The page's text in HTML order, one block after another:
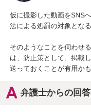
仮に撮影した動画をSNS
法による処罰の対象とな
そのようなことを伺わせ
は、防止策として、掲載
送っておくことが有用かも
弁護士からの回